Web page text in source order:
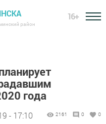
район
16+
года
- 17:10 2161 0 0